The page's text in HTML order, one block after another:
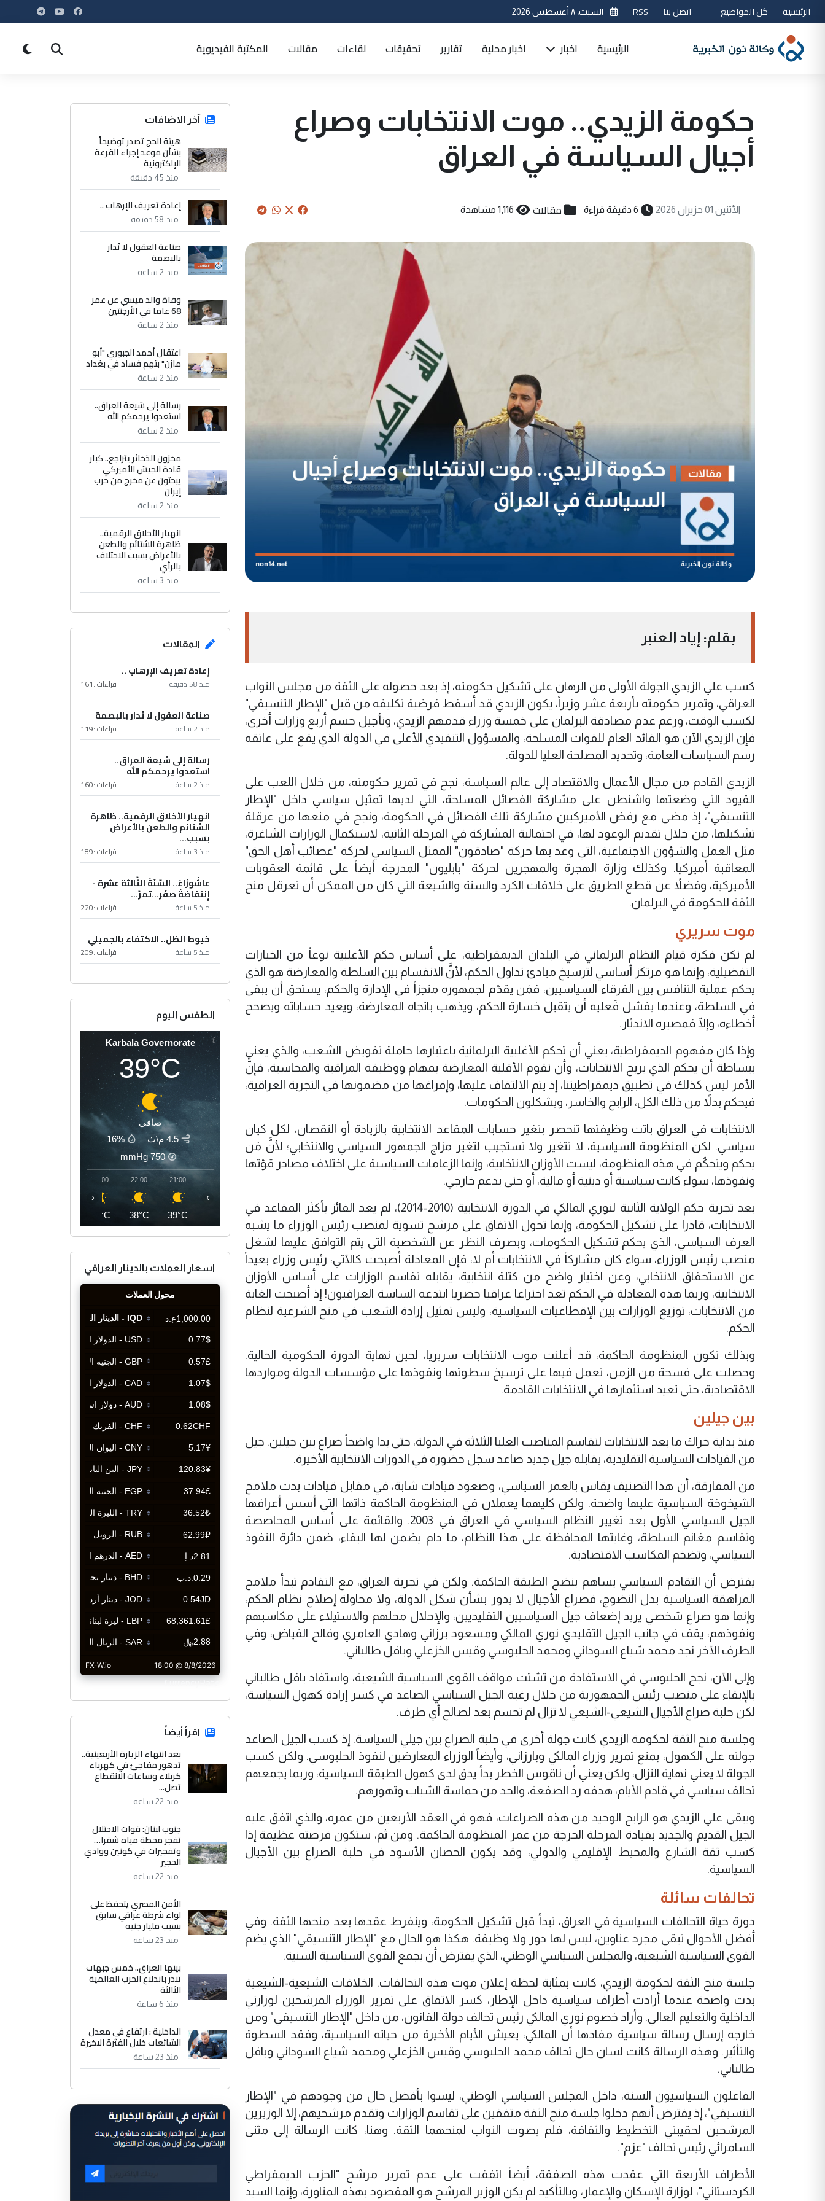
الرئيسية كل المواضيع اتصل بنا RSS السبت، ٨ أغسطس 2026
الرئيسية اخبار اخبار محلية تقارير تحقيقات لقاءات مقالات المكتبة الفيديوية
حكومة الزيدي.. موت الانتخابات وصراع
أجيال السياسة في العراق
الأثنين 01 حزيران 2026 6 دقيقة قراءة مقالات 1,116 مشاهدة
بقلم: إياد العنبر
كسب علي الزيدي الجولة الأولى من الرهان على تشكيل حكومته، إذ بعد حصوله على الثقة من مجلس النواب
العراقي، وتمرير حكومته بأربعة عشر وزيراً، يكون الزيدي قد أسقط فرضية تكليفه من قبل "الإطار التنسيقي"
لكسب الوقت، ورغم عدم مصادقة البرلمان على خمسة وزراء قدمهم الزيدي، وتأجيل حسم أربع وزارات أخرى،
فإن الزيدي الآن هو القائد العام للقوات المسلحة، والمسؤول التنفيذي الأعلى في الدولة الذي يقع على عاتقه
رسم السياسات العامة، وتحديد المصلحة العليا للدولة.
الزيدي القادم من مجال الأعمال والاقتصاد إلى عالم السياسة، نجح في تمرير حكومته، من خلال اللعب على
القيود التي وضعتها واشنطن على مشاركة الفصائل المسلحة، التي لديها تمثيل سياسي داخل "الإطار
التنسيقي"، إذ مضى مع رفض الأميركيين مشاركة تلك الفصائل في الحكومة، ونجح في منعها من عرقلة
تشكيلها، من خلال تقديم الوعود لها، في احتمالية المشاركة في المرحلة الثانية، لاستكمال الوزارات الشاغرة،
مثل العمل والشؤون الاجتماعية، التي وعد بها حركة "صادقون" الممثل السياسي لحركة "عصائب أهل الحق"
المعاقبة أميركيا. وكذلك وزارة الهجرة والمهجرين لحركة "بابليون" المدرجة أيضاً على قائمة العقوبات
الأميركية، وفضلاً عن قطع الطريق على خلافات الكرد والسنة والشيعة التي كان من الممكن أن تعرقل منح
الثقة للحكومة في البرلمان.
موت سريري
لم تكن فكرة قيام النظام البرلماني في البلدان الديمقراطية، على أساس حكم الأغلبية نوعاً من الخيارات
التفضيلية، وإنما هو مرتكز أساسي لترسيخ مبادئ تداول الحكم، لأنَّ الانقسام بين السلطة والمعارضة هو الذي
يحكم عملية التنافس بين الفرقاء السياسيين، فمَن يقدّم لجمهوره منجزاً في الإدارة والحكم، يستحق أن يبقى
في السلطة، وعندما يفشل فَعليه أن يتقبل خسارة الحكم، ويذهب باتجاه المعارضة، ويعيد حساباته ويصحح
أخطاءه، وإلّا فمصيره الاندثار.
وإذا كان مفهوم الديمقراطية، يعني أن تحكم الأغلبية البرلمانية باعتبارها حاملة تفويض الشعب، والذي يعني
ببساطة أن يحكم الذي يربح الانتخابات، وأن تقوم الأقلية المعارضة بمهام ووظيفة المراقبة والمحاسبة، فإنَّ
الأمر ليس كذلك في تطبيق ديمقراطيتنا، إذ يتم الالتفاف عليها، وإفراغها من مضمونها في التجربة العراقية،
فيحكم بدلاً من ذلك الكل، الرابح والخاسر، ويشكلون الحكومات.
الانتخابات في العراق باتت وظيفتها تنحصر بتغير حسابات المقاعد الانتخابية بالزيادة أو النقصان، لكل كيان
سياسي. لكن المنظومة السياسية، لا تتغير ولا تستجيب لتغير مزاج الجمهور السياسي والانتخابي؛ لأنَّ مَن
يحكم ويتحكّم في هذه المنظومة، ليست الأوزان الانتخابية، وإنما الزعامات السياسية على اختلاف مصادر قوّتها
ونفوذها، سواء كانت سياسية أو دينية أو مالية، أو حتى بدعم خارجي.
بعد تجربة حكم الولاية الثانية لنوري المالكي في الدورة الانتخابية (2010-2014)، لم يعد الفائز بأكثر المقاعد في
الانتخابات، قادرا على تشكيل الحكومة، وإنما تحول الاتفاق على مرشح تسوية لمنصب رئيس الوزراء ما يشبه
العرف السياسي، الذي يحكم تشكيل الحكومات، وبصرف النظر عن الشخصية التي يتم التوافق عليها لشغل
منصب رئيس الوزراء، سواء كان مشاركاً في الانتخابات أم لا، فإن المعادلة أصبحت كالآتي: رئيس وزراء بعيداً
عن الاستحقاق الانتخابي، وعن اختيار واضح من كتلة انتخابية، يقابله تقاسم الوزارات على أساس الأوزان
الانتخابية، وربما هذه المعادلة في الحكم تعد اختراعا عراقيا حصريا ابتدعه الساسة العراقيون! إذ أصبحت الغاية
من الانتخابات، توزيع الوزارات بين الإقطاعيات السياسية، وليس تمثيل إرادة الشعب في منح الشرعية لنظام
الحكم.
وبذلك تكون المنظومة الحاكمة، قد أعلنت موت الانتخابات سريريا، لحين نهاية الدورة الحكومية الحالية.
وحصلت على فسحة من الزمن، تعمل فيها على ترسيخ سطوتها ونفوذها على مؤسسات الدولة ومواردها
الاقتصادية، حتى تعيد استثمارها في الانتخابات القادمة.
بين جيلين
منذ بداية حراك ما بعد الانتخابات لتقاسم المناصب العليا الثلاثة في الدولة، حتى بدا واضحاً صراع بين جيلين. جيل
من القيادات السياسية التقليدية، يقابله جيل جديد صاعد سجل حضوره في الدورات الانتخابية الأخيرة.
من المفارقة، أن هذا التصنيف يقاس بالعمر السياسي، وصعود قيادات شابة، في مقابل قيادات بدت ملامح
الشيخوخة السياسية عليها واضحة. ولكن كليهما يعملان في المنظومة الحاكمة ذاتها التي أسس أعرافها
الجيل السياسي الأول بعد تغيير النظام السياسي في العراق في 2003. والقائمة على أساس المحاصصة
وتقاسم مغانم السلطة، وغايتها المحافظة على هذا النظام، ما دام يضمن لها البقاء، ضمن دائرة النفوذ
السياسي، وتضخم المكاسب الاقتصادية.
يفترض أن التقادم السياسي يساهم بنضج الطبقة الحاكمة. ولكن في تجربة العراق، مع التقادم تبدأ ملامح
المراهقة السياسية بدل النضوج، فصراع الأجيال لا يدور بشأن شكل الدولة، ولا محاولة إصلاح نظام الحكم،
وإنما هو صراع شخصي يريد إضعاف جيل السياسيين التقليديين، والإحلال محلهم والاستيلاء على مكاسبهم
ونفوذهم، يقف في جانب الجيل التقليدي نوري المالكي ومسعود برزاني وهادي العامري وفالح الفياض، وفي
الطرف الآخر نجد محمد شياع السوداني ومحمد الحلبوسي وقيس الخزعلي وبافل طالباني.
وإلى الآن، نجح الحلبوسي في الاستفادة من تشتت مواقف القوى السياسية الشيعية، واستفاد بافل طالباني
بالإبقاء على منصب رئيس الجمهورية من خلال رغبة الجيل السياسي الصاعد في كسر إرادة كهول السياسة،
لكن حلبة صراع الأجيال الشيعي-الشيعي لا تزال لم تحسم بعد لصالح أي طرف.
وجلسة منح الثقة لحكومة الزيدي كانت جولة أخرى في حلبة الصراع بين جيلي السياسة. إذ كسب الجيل الصاعد
جولته على الكهول، بمنع تمرير وزراء المالكي وبارزاني، وأيضاً الوزراء المعارضين لنفوذ الحلبوسي. ولكن كسب
الجولة لا يعني نهاية النزال، ولكن يعني أن ناقوس الخطر بدأ يدق لدى كهول الطبقة السياسية، وربما يجمعهم
تحالف سياسي في قادم الأيام، هدفه رد الصفعة، والحد من حماسة الشباب وتهورهم.
ويبقى علي الزيدي هو الرابح الوحيد من هذه الصراعات، فهو في العقد الأربعين من عمره، والذي اتفق عليه
الجيل القديم والجديد بقيادة المرحلة الحرجة من عمر المنظومة الحاكمة. ومن ثم، ستكون فرصته عظيمة إذا
كسب ثقة الشارع والمحيط الإقليمي والدولي، وقد يكون الحصان الأسود في حلبة الصراع بين الأجيال
السياسية.
تحالفات سائلة
دورة حياة التحالفات السياسية في العراق، تبدأ قبل تشكيل الحكومة، وينفرط عقدها بعد منحها الثقة. وفي
أفضل الأحوال تبقى مجرد عناوين، ليس لها دور ولا وظيفة. هكذا هو الحال مع "الإطار التنسيقي" الذي يضم
القوى السياسية الشيعية، والمجلس السياسي الوطني، الذي يفترض أن يجمع القوى السياسية السنية.
جلسة منح الثقة لحكومة الزيدي، كانت بمثابة لحظة إعلان موت هذه التحالفات. الخلافات الشيعية-الشيعية
بدت واضحة عندما أرادت أطراف سياسية داخل الإطار، كسر الاتفاق على تمرير الوزراء المرشحين لوزارتي
الداخلية والتعليم العالي. وأراد خصوم نوري المالكي رئيس تحالف دولة القانون، من داخل "الإطار التنسيقي" ومن
خارجه إرسال رسالة سياسية مفادها أن المالكي، يعيش الأيام الأخيرة من حياته السياسية، وفقد السطوة
والتأثير. وهذه الرسالة كانت لسان حال تحالف محمد الحلبوسي وقيس الخزعلي ومحمد شياع السوداني وبافل
طالباني.
الفاعلون السياسيون السنة، داخل المجلس السياسي الوطني، ليسوا بأفضل حال من وجودهم في "الإطار
التنسيقي"، إذ يفترض أنهم دخلوا جلسة منح الثقة متفقين على تقاسم الوزارات وتقدم مرشحيهم، إلا الوزيرين
المرشحين لحقيبتي التخطيط والثقافة، فلم يصوت النواب لمنحهما الثقة. وهنا، كانت الرسالة إلى مثنى
السامرائي رئيس تحالف "عزم".
الأطراف الأربعة التي عقدت هذه الصفقة، أيضاً اتفقت على عدم تمرير مرشح "الحزب الديمقراطي
الكردستاني"، لوزارة الإسكان والإعمار، وبالتأكيد لم يكن الوزير المرشح هو المقصود بهذه المناورة، وإنما السيد
آخر الاضافات
هيئة الحج تصدر توضيحاً
بشأن موعد إجراء القرعة
الإلكترونية
منذ 45 دقيقة
إعادة تعريف الإرهاب ..
منذ 58 دقيقة
صناعة العقول لا تُدار
بالبصمة
منذ 2 ساعة
وفاة والد ميسي عن عمر
68 عاما في الأرجنتين
منذ 2 ساعة
اعتقال أحمد الجبوري "أبو
مازن" بتهم فساد في بغداد
منذ 2 ساعة
رسالة إلى شيعة العراق..
استعدوا يرحمكم الله
منذ 2 ساعة
مخزون الذخائر يتراجع.. كبار
قادة الجيش الأميركي
يبحثون عن مخرج من حرب
إيران
منذ 2 ساعة
انهيار الأخلاق الرقمية..
ظاهرة الشتائم والطعن
بالأعراض بسبب الاختلاف
بالرأي
منذ 3 ساعة
المقالات
إعادة تعريف الإرهاب ..
منذ 58 دقيقة قراءات :161
صناعة العقول لا تُدار بالبصمة
منذ 2 ساعة قراءات :119
رسالة إلى شيعة العراق..
استعدوا يرحمكم الله
منذ 2 ساعة قراءات :160
انهيار الأخلاق الرقمية.. ظاهرة
الشتائم والطعن بالأعراض
بسبب...
منذ 3 ساعة قراءات :189
عاشُورْاءُ.. السّنَةُ الثّالثةَ عشَرَة -
إِنتفاضةُ صفَر…تمرّ...
منذ 5 ساعة قراءات :220
خيوط الظل.. الاكتفاء بالجميلي
منذ 5 ساعة قراءات :209
الطقس اليوم
Karbala Governorate
39°C
صافي
4.5 م\ث
16%
750
mmHg
21:00
39°C
22:00
38°C
23:00
37°C
‹ ›
اسعار العملات بالدينار العراقي
CurrencyRate
اقرأ أيضاً
بعد انتهاء الزيارة الأربعينية..
تدهور مفاجئ في كهرباء
كربلاء وساعات الانقطاع
تصل...
منذ 22 ساعة
جنوب لبنان: قوات الاحتلال
تفجر محطة مياه شقرا…
وتفجيرات في كونين ووادي
الحجير
منذ 22 ساعة
الأمن المصري يتحفظ على
لواء شرطة عراقي سابق
بسبب مليار جنيه
منذ 23 ساعة
بينها العراق.. خمس جبهات
تنذر باندلاع الحرب العالمية
الثالثة
منذ 6 ساعة
الداخلية : ارتفاع في معدل
الشائعات خلال الفترة الاخيرة
منذ 23 ساعة